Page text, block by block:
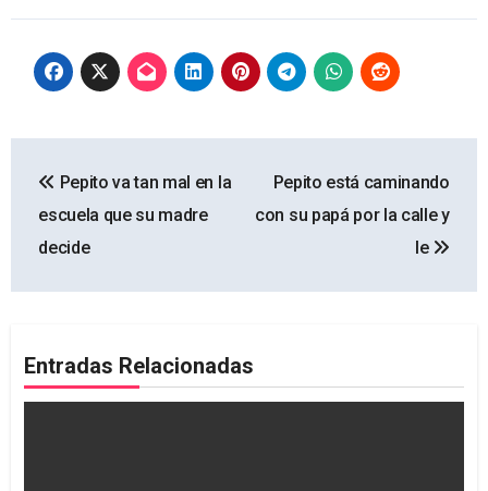
de
entradas
Pepito va tan mal en la
escuela que su madre
decide
Pepito está caminando
con su papá por la calle y
le
Entradas Relacionadas